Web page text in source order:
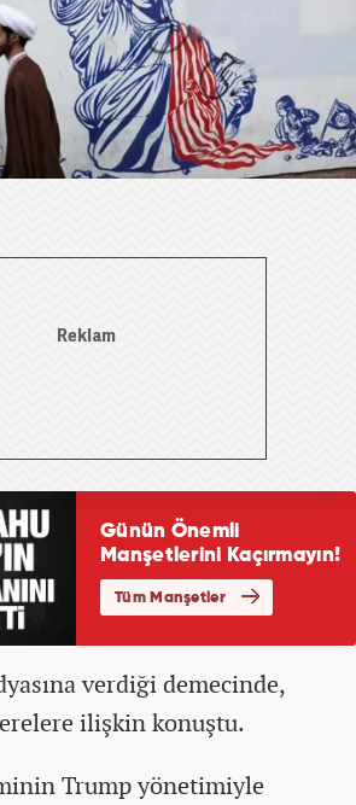
verdiği demecinde,
ilişkin konuştu.
Trump yönetimiyle